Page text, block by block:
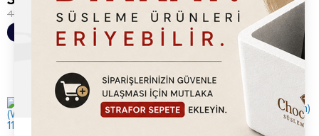
% 14
İndirim
450.00
Sepete Ekle Sepete Ekle